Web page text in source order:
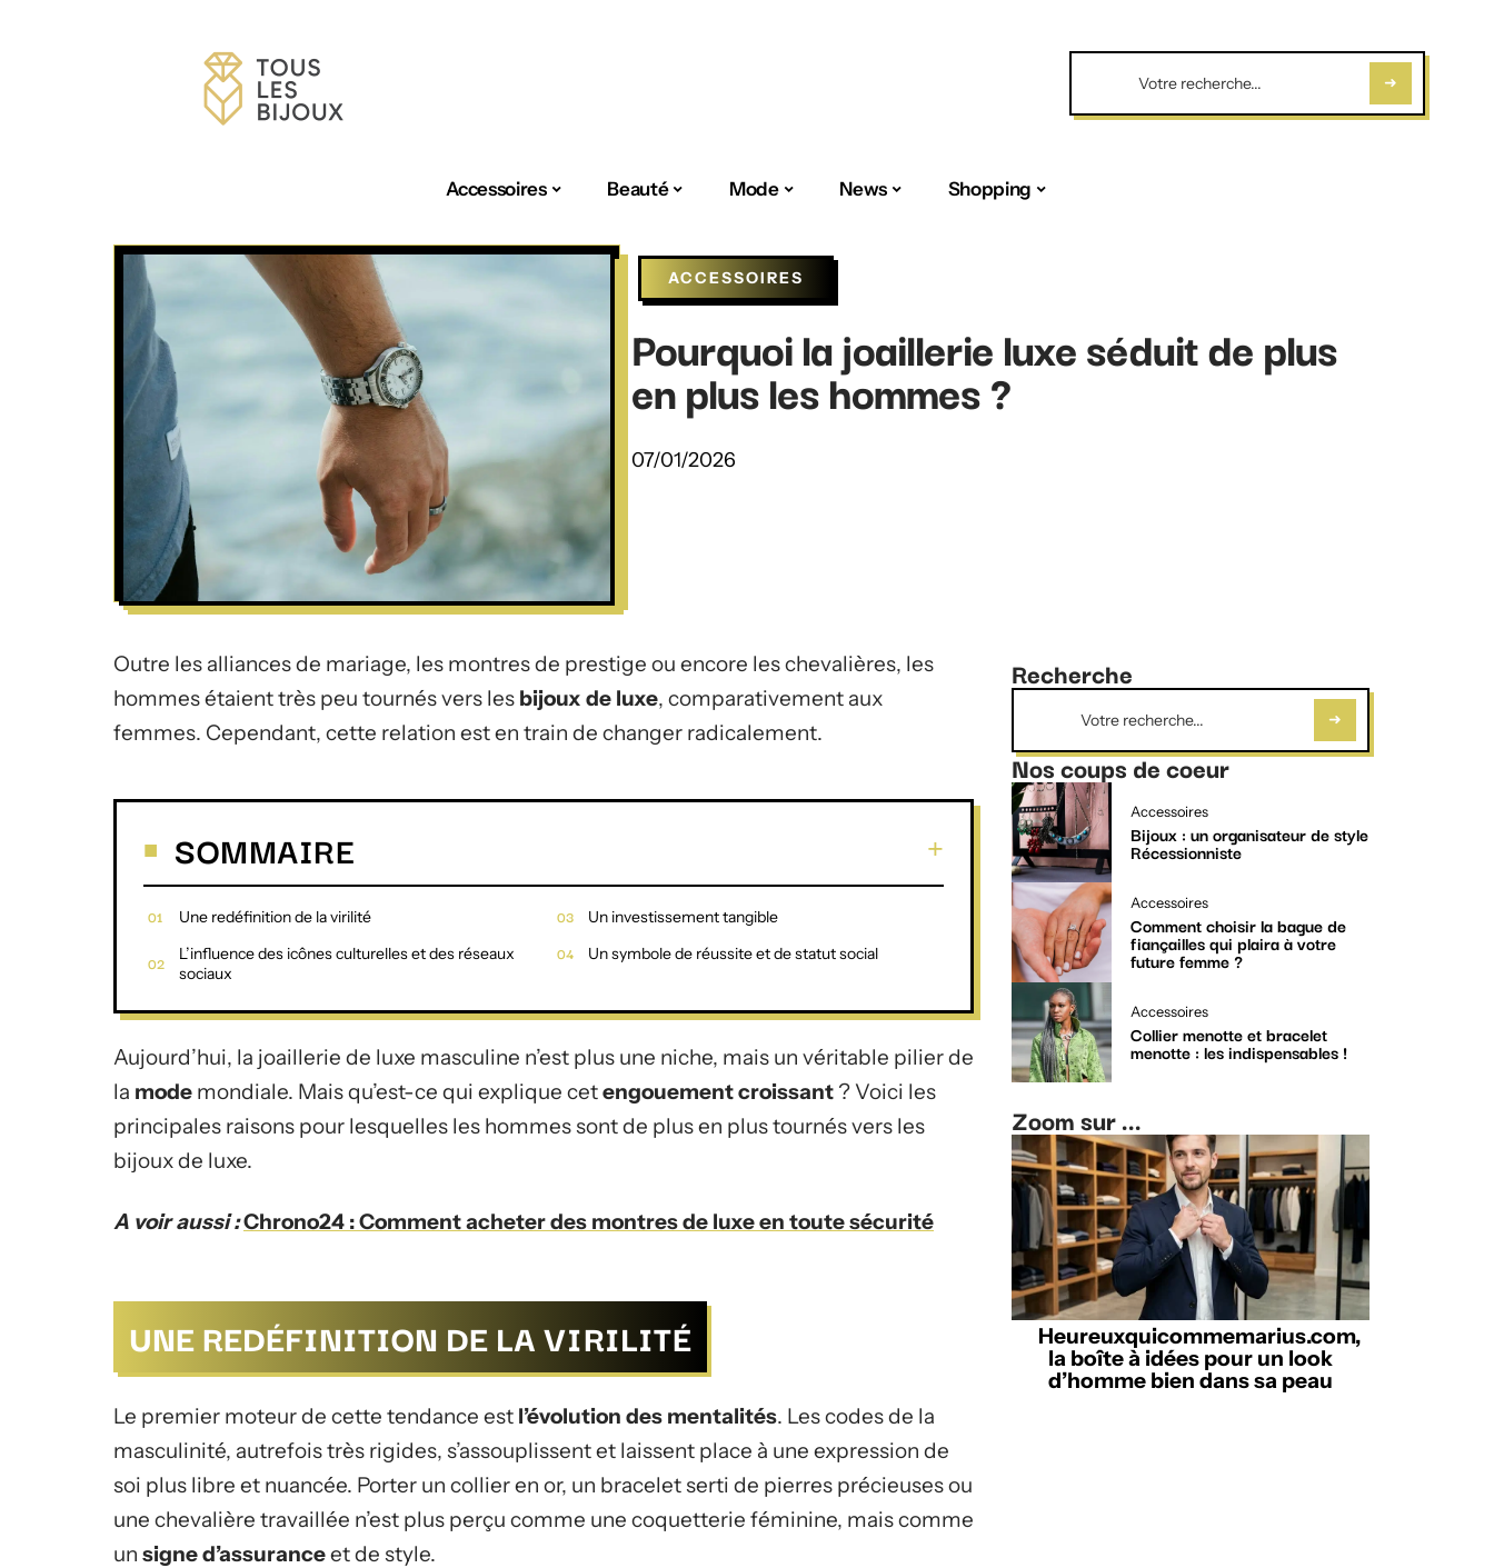
Accessoires Beauté Mode News Shopping
ACCESSOIRES
Pourquoi la joaillerie luxe séduit de plus
en plus les hommes ?
07/01/2026
Outre les alliances de mariage, les montres de prestige ou encore les chevalières, les
hommes étaient très peu tournés vers les bijoux de luxe, comparativement aux
femmes. Cependant, cette relation est en train de changer radicalement.
SOMMAIRE
Une redéfinition de la virilité
L’influence des icônes culturelles et des réseaux
sociaux
Un investissement tangible
Un symbole de réussite et de statut social
Aujourd’hui, la joaillerie de luxe masculine n’est plus une niche, mais un véritable pilier de
la mode mondiale. Mais qu’est-ce qui explique cetengouementcroissant ? Voici les
principales raisons pour lesquelles les hommes sont de plus en plus tournés vers les
bijoux de luxe.
A voir aussi :Chrono24 : Comment acheter des montres de luxe en toute sécurité
UNE REDÉFINITION DE LA VIRILITÉ
Le premier moteur de cette tendance est l’évolution des mentalités. Les codes de la
masculinité, autrefois très rigides, s’assouplissent et laissent place à une expression de
soi plus libre et nuancée. Porter un collier en or, un bracelet serti de pierres précieuses ou
une chevalière travaillée n’est plus perçu comme une coquetterie féminine, mais comme
un signe d’assuranceet de style.
Recherche
Nos coups de coeur
Accessoires
Bijoux : un organisateur de style
Récessionniste
Accessoires
Comment choisir la bague de
fiançailles qui plaira à votre
future femme ?
Accessoires
Collier menotte et bracelet
menotte : les indispensables !
Zoom sur ...
Heureuxquicommemarius.com,
la boîte à idées pour un look
d’homme bien dans sa peau